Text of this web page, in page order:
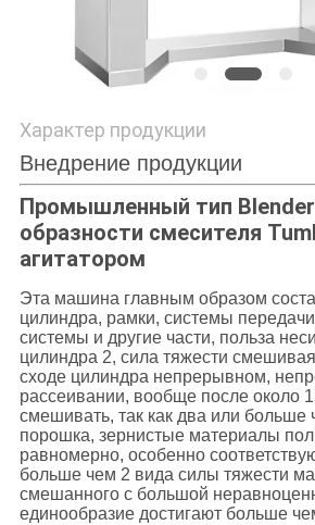
Характер продукции
Внедрение продукции
Промышленный тип Blender
образности смесителя
агитатором
Эта машина главным образом
цилиндра, рамки, системы
системы и другие части, польза
цилиндра 2, сила тяжести
сходе цилиндра непрерывном,
рассеивании, вообще после около
смешивать, так как два или больше
порошка, зернистые материалы
равномерно, особенно
больше чем 2 вида силы тяжести
смешанного с большой
единообразие достигают больше